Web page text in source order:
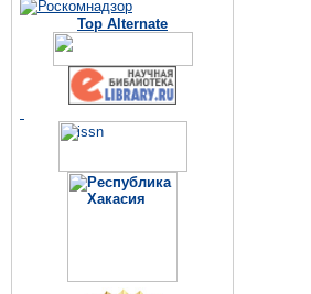
Top Alternate